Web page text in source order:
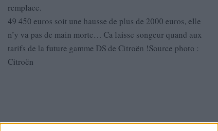
remplace.
49 450 euros soit une hausse de plus de 2000 euros, elle
n’y va pas de main morte… Ca laisse songeur quand aux
tarifs de la future gamme DS de Citroën !Source photo :
Citroën